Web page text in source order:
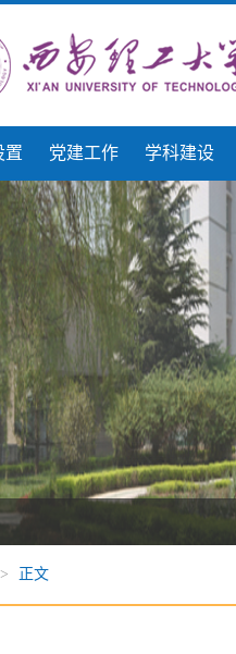
置 党建工作 学科建设
> 正文